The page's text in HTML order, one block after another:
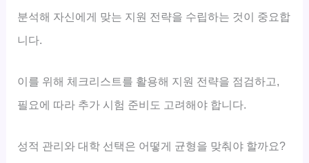
분석해 자신에게 맞는 지원 전략을 수립하는 것이 중요합
니다.
이를 위해 체크리스트를 활용해 지원 전략을 점검하고,
필요에 따라 추가 시험 준비도 고려해야 합니다.
성적 관리와 대학 선택은 어떻게 균형을 맞춰야 할까요?